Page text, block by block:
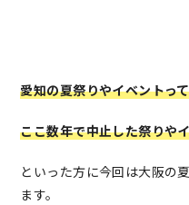
愛知の夏祭りやイベントっ
ここ数年で中止した祭りや
といった方に今回は大阪の
ます。